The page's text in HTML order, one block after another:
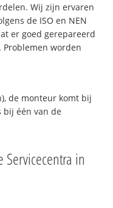
Wij zijn ervaren
de ISO en NEN
er goed gerepareerd
worden
de monteur komt bij
bij één van de
Servicecentra in